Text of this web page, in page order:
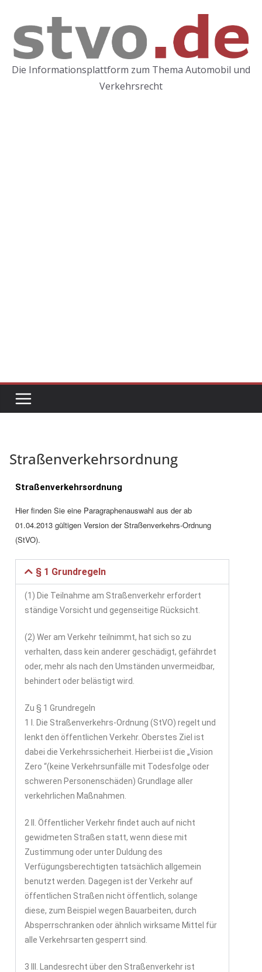
Die Informationsplattform zum Thema Automobil und
Verkehrsrecht
Straßenverkehrsordnung
Straßenverkehrsordnung
Hier finden Sie eine Paragraphenauswahl aus der ab
01.04.2013 gültigen Version der Straßenverkehrs-Ordnung
(StVO).
§ 1 Grundregeln
(1) Die Teilnahme am Straßenverkehr erfordert
ständige Vorsicht und gegenseitige Rücksicht.
(2) Wer am Verkehr teilnimmt, hat sich so zu
verhalten, dass kein anderer geschädigt, gefährdet
oder, mehr als nach den Umständen unvermeidbar,
behindert oder belästigt wird.
Zu § 1 Grundregeln
1 I. Die Straßenverkehrs-Ordnung (StVO) regelt und
lenkt den öffentlichen Verkehr. Oberstes Ziel ist
dabei die Verkehrssicherheit. Hierbei ist die „Vision
Zero “(keine Verkehrsunfälle mit Todesfolge oder
schweren Personenschäden) Grundlage aller
verkehrlichen Maßnahmen.
2 II. Öffentlicher Verkehr findet auch auf nicht
gewidmeten Straßen statt, wenn diese mit
Zustimmung oder unter Duldung des
Verfügungsberechtigten tatsächlich allgemein
benutzt werden. Dagegen ist der Verkehr auf
öffentlichen Straßen nicht öffentlich, solange
diese, zum Beispiel wegen Bauarbeiten, durch
Absperrschranken oder ähnlich wirksame Mittel für
alle Verkehrsarten gesperrt sind.
3 III. Landesrecht über den Straßenverkehr ist